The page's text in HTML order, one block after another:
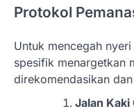
Protokol
Untuk mencegah
spesifik menargetkan
direkomendasikan
Jalan